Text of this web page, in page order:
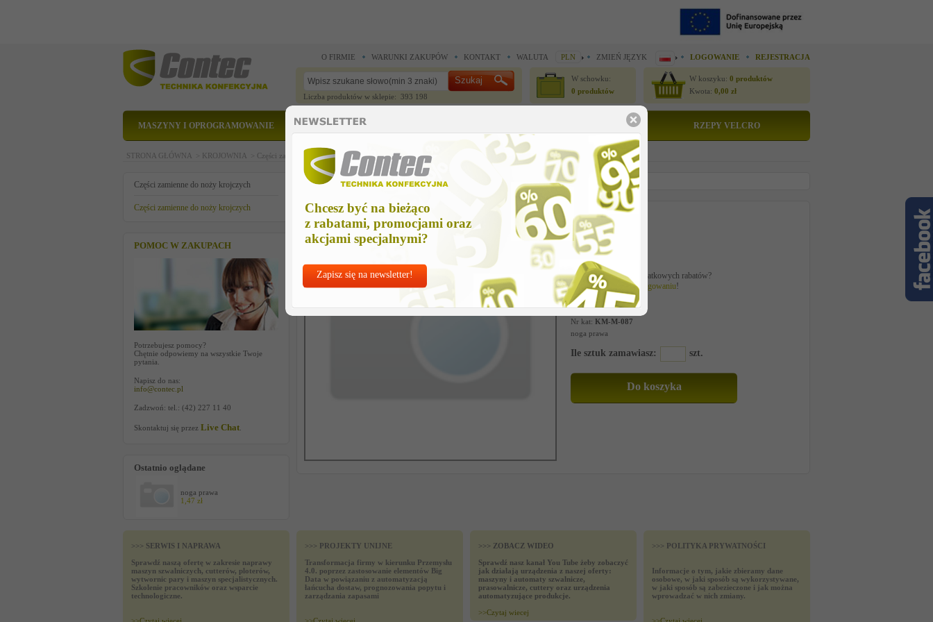
Chcesz być na bieżąco
z rabatami, promocjami oraz
akcjami specjalnymi?
Zapisz się na newsletter!
O FIRMIE WARUNKI ZAKUPÓW KONTAKT WALUTA PLN ZMIEŃ JĘZYK LOGOWANIE REJESTRACJA
Liczba produktów w sklepie: 393 198
W schowku:
0 produktów
W koszyku: 0 produktów
Kwota: 0,00 zł
MASZYNY I OPROGRAMOWANIE CZĘŚCI ZAMIENNE RZEPY VELCRO
STRONA GŁÓWNA > KROJOWNIA > Części zamienne do noży krojczych >Części zamienne do noży krojczych > noga prawa
Części zamienne do noży krojczych
Części zamienne do noży krojczych
POMOC W ZAKUPACH
Potrzebujesz pomocy?
Chętnie odpowiemy na wszystkie Twoje
pytania.
Napisz do nas:
info@contec.pl
Zadzwoń: tel.: (42) 227 11 40
Skontaktuj się przez Live Chat
Ostatnio oglądane
noga prawa
1,47 zł
noga prawa
Cena netto
1,47 zł
Chcesz korzystać z dodatkowych rabatów?
Najlepszeceny pozalogowaniu!
Nr kat: KM-M-087
noga prawa
Ile sztuk zamawiasz: szt.
>>> SERWIS I NAPRAWA
Sprawdź naszą ofertę w zakresie naprawy
maszyn szwalniczych, cutterów, ploterów,
wytwornic pary i maszyn specjalistycznych.
Szkolenie pracowników oraz wsparcie
technologiczne.
>>> PROJEKTY UNIJNE
Transformacja firmy w kierunku Przemysłu
4.0. poprzez zastosowanie elementów Big
Data w powiązaniu z automatyzacją
łańcucha dostaw, prognozowania popytu i
zarządzania zapasami
>>> ZOBACZ WIDEO
Sprawdź nasz kanał You Tube żeby zobaczyć
jak działają urządzenia z naszej oferty:
maszyny i automaty szwalnicze,
prasowalnicze, cuttery oraz urządzenia
automatyzujące produkcje.
>>Czytaj wiecej
>>> POLITYKA PRYWATNOŚCI
Informacje o tym, jakie zbieramy dane
osobowe, w jaki sposób są wykorzystywane,
w jaki sposób są zabezieczone i jak można
wprowadzać w nich zmiany.